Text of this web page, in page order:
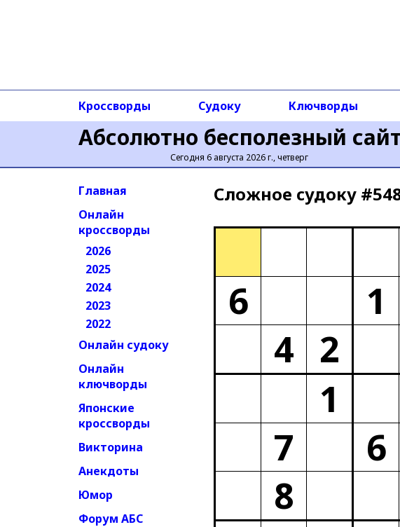
Абсолютно бесполезный
Сегодня 6 августа 2026 г., четверг
Кроссворды Судоку Ключворды
Главная
Онлайн
кроссворды
2026
2025
2024
2023
2022
Онлайн судоку
Онлайн
ключворды
Японские
кроссворды
Викторина
Анекдоты
Юмор
Форум АБС
Сложное cудоку
6
1
4 2
1
7
6
8